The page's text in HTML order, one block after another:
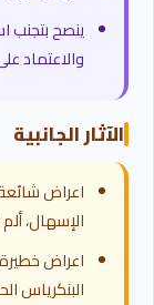
ينصح بتجنب
والاعتماد
الآثار الجانبية
اعراض
الإسهال،
البنكرياس